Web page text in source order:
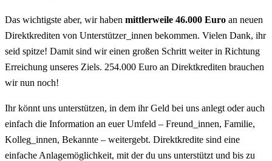
Das wichtigste aber, wir haben mittlerweile 46.000 Euro an neuen
Direktkrediten von Unterstützer_innen bekommen. Vielen Dank, ihr
seid spitze! Damit sind wir einen großen Schritt weiter in Richtung
Erreichung unseres Ziels. 254.000 Euro an Direktkrediten brauchen
wir nun noch!
Ihr könnt uns unterstützen, in dem ihr Geld bei uns anlegt oder auch
einfach die Information an euer Umfeld – Freund_innen, Familie,
Kolleg_innen, Bekannte – weitergebt. Direktkredite sind eine
einfache Anlagemöglichkeit, mit der du uns unterstützt und bis zu